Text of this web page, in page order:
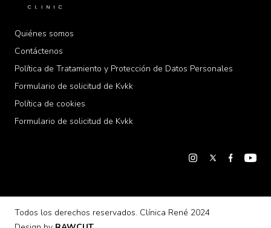
ofrecerle un mejor servicio. Puede acceder a
Acepte
Quiénes somos
Contáctenos
Política de Tratamiento y Protección de Datos Personales
Formulario de solicitud de Kvkk
Política de cookies
Formulario de solicitud de Kvkk
Todos los derechos reservados. Clínica René 2024